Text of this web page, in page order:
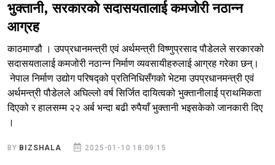
भुक्तानी, सरकारको सदासयतालाई कमजोरी नठान्न
आग्रह
काठमाण्डौ । उपप्रधानमन्त्री एवं अर्थमन्त्री विष्णुप्रसाद पौडेलले सरकारको
सदासयतालाई कमजोरी नठान्न निर्माण व्यवसायीहरुलाई आग्रह गरेका छन्।
नेपाल निर्माण उद्योग परिषद्को प्रतिनिधिसँगको भेटमा उपप्रधानमन्त्री एवं
अर्थमन्त्री पौडेलले अघिल्लो वर्ष सिर्जित दायित्वको भुक्तानीलाई प्राथमिकता
दिएको र हालसम्म २२ अर्ब भन्दा बढी रुपैयाँ भुक्तानी भइसकेको जानकारी दिए
।
BY BIZSHALA 2025-01-10 18:09:15